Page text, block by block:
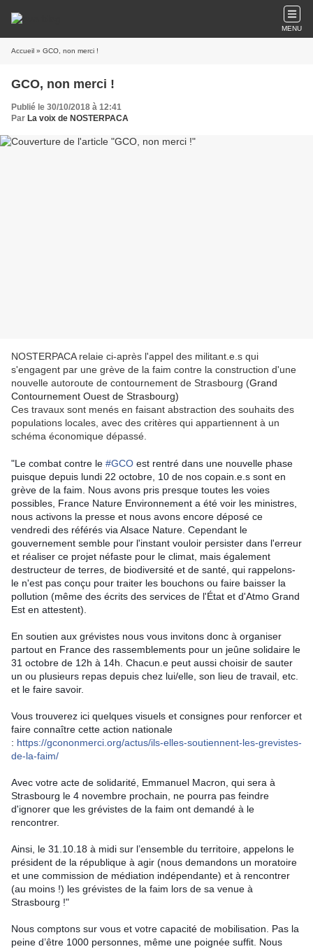
MENU
Accueil » GCO, non merci !
GCO, non merci !
Publié le 30/10/2018 à 12:41
Par La voix de NOSTERPACA
NOSTERPACA relaie ci-après l'appel des militant.e.s qui
s'engagent par une grève de la faim contre la construction d'une
nouvelle autoroute de contournement de Strasbourg (Grand
Contournement Ouest de Strasbourg)
Ces travaux sont menés en faisant abstraction des souhaits des
populations locales, avec des critères qui appartiennent à un
schéma économique dépassé.
"Le combat contre le #GCO est rentré dans une nouvelle phase
puisque depuis lundi 22 octobre, 10 de nos copain.e.s sont en
grève de la faim. Nous avons pris presque toutes les voies
possibles, France Nature Environnement a été voir les ministres,
nous activons la presse et nous avons encore déposé ce
vendredi des référés via Alsace Nature. Cependant le
gouvernement semble pour l'instant vouloir persister dans l'erreur
et réaliser ce projet néfaste pour le climat, mais également
destructeur de terres, de biodiversité et de santé, qui rappelons-
le n'est pas conçu pour traiter les bouchons ou faire baisser la
pollution (même des écrits des services de l'État et d'Atmo Grand
Est en attestent).
En soutien aux grévistes nous vous invitons donc à organiser
partout en France des rassemblements pour un jeûne solidaire le
31 octobre de 12h à 14h. Chacun.e peut aussi choisir de sauter
un ou plusieurs repas depuis chez lui/elle, son lieu de travail, etc.
et le faire savoir.
Vous trouverez ici quelques visuels et consignes pour renforcer et
faire connaître cette action nationale
: https://gcononmerci.org/actus/ils-elles-soutiennent-les-grevistes-
de-la-faim/
Avec votre acte de solidarité, Emmanuel Macron, qui sera à
Strasbourg le 4 novembre prochain, ne pourra pas feindre
d'ignorer que les grévistes de la faim ont demandé à le
rencontrer.
Ainsi, le 31.10.18 à midi sur l’ensemble du territoire, appelons le
président de la république à agir (nous demandons un moratoire
et une commission de médiation indépendante) et à rencontrer
(au moins !) les grévistes de la faim lors de sa venue à
Strasbourg !"
Nous comptons sur vous et votre capacité de mobilisation. Pas la
peine d’être 1000 personnes, même une poignée suffit. Nous